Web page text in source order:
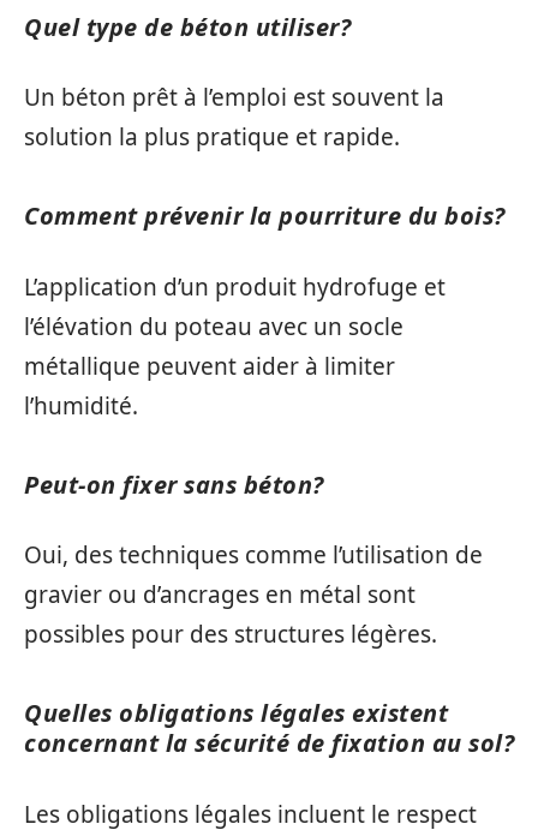
Quel type de béton utiliser?
Un béton prêt à l’emploi est souvent la
solution la plus pratique et rapide.
Comment prévenir la pourriture du bois?
L’application d’un produit hydrofuge et
l’élévation du poteau avec un socle
métallique peuvent aider à limiter
l’humidité.
Peut-on fixer sans béton?
Oui, des techniques comme l’utilisation de
gravier ou d’ancrages en métal sont
possibles pour des structures légères.
Quelles obligations légales existent
concernant la sécurité de fixation au sol?
Les obligations légales incluent le respect